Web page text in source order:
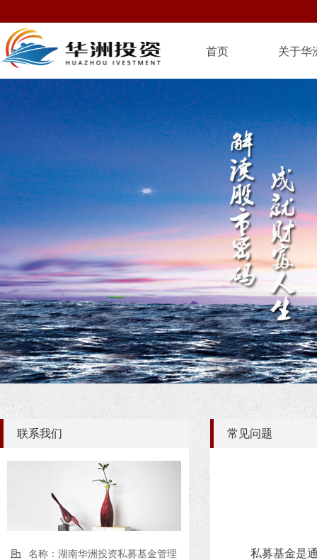
首页 关于华
名称： 湖南华洲投资私募基金管理
联系我们
私募基金是
常见问题